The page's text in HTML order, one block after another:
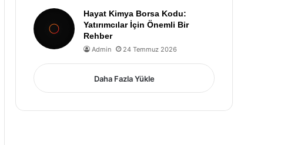
Hayat Kimya Borsa Kodu:
Yatırımcılar İçin Önemli Bir
Rehber
Admin 24 Temmuz 2026
Daha Fazla Yükle